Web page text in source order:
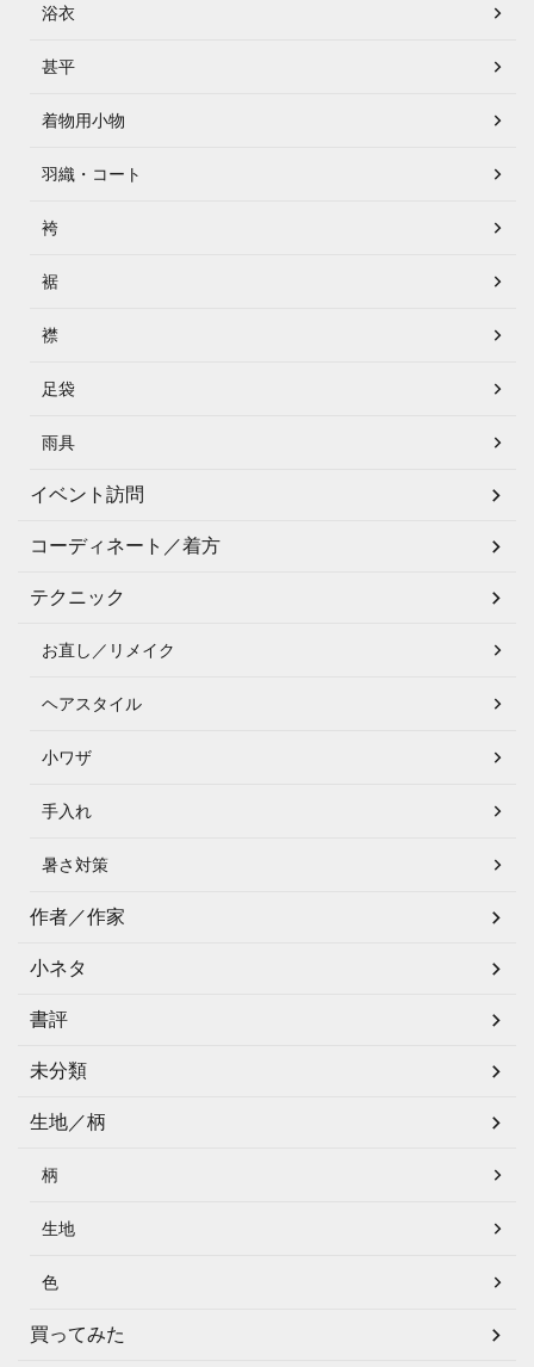
浴衣
甚平
着物用小物
羽織・コート
袴
裾
襟
足袋
雨具
イベント訪問
コーディネート／着方
テクニック
お直し／リメイク
ヘアスタイル
小ワザ
手入れ
暑さ対策
作者／作家
小ネタ
書評
未分類
生地／柄
柄
生地
色
買ってみた